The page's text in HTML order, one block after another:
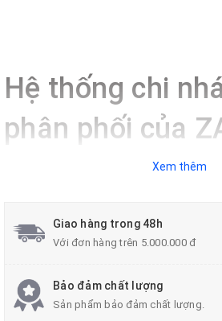
Hệ thống chi
phân phối của
Lifecung cấp các
sáng thông minh,
hoạt động ổn định,
Xem thêm
Giao hàng trong 48h
Với đơn hàng trên 5.000.000 đ
Bảo đảm chất lượng
Sản phẩm bảo đảm chất lượng.